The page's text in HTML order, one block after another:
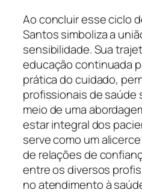
Ao concluir esse ciclo
Santos simboliza a
sensibilidade. Sua
educação continuada
prática do cuidado,
profissionais de saúde
meio de uma
estar integral dos
serve como um
de relações de
entre os diversos
no atendimento à